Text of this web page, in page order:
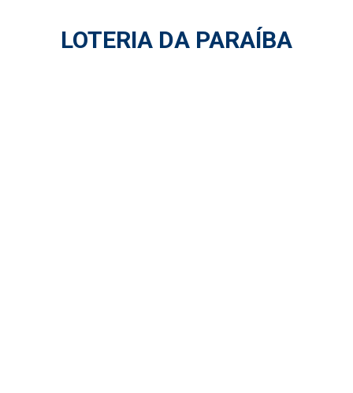
LOTERIA DA PARAÍBA